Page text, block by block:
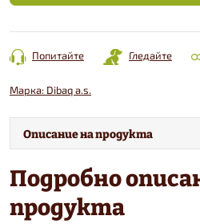
Попитайте Гледайте
Марка: Dibaq a.s.
Описание на продукта
Подробно
продукта